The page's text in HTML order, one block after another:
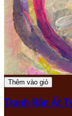
Thêm vào giỏ
Tranh Rắn Ất